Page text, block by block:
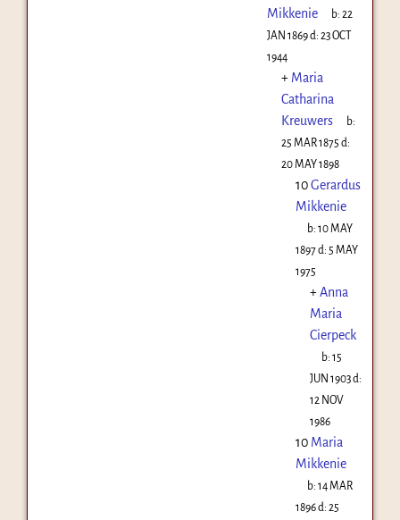
Mikkenie
b:22
JAN 1869d: 23 OCT
1944
+ Maria
Catharina
Kreuwers
b:
25 MAR 1875 d:
20 MAY 1898
10Gerardus
Mikkenie
b:10 MAY
1897d: 5 MAY
1975
+Anna
Maria
Cierpeck
b:15
JUN 1903d:
12 NOV
1986
10 Maria
Mikkenie
b:14 MAR
1896d: 25